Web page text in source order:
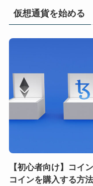
仮想通貨を始める
【初心者向け】コイ
コインを購入する方法